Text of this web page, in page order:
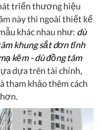
triển thương hiệu
này thì ngoài thiết kế
khác nhau như: dù
khung sắt dơn tĩnh
kẽm - dù đồng tâm
dựa trên tài chính,
tham khảo thêm cách